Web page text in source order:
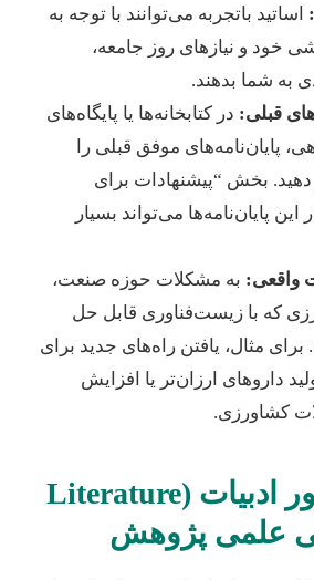
باتجربه می‌توانند با توجه به
و نیازهای روز جامعه،
شما بدهند.
در کتابخانه‌ها یا پایگاه‌های
موفق قبلی را
بخش “پیشنهادات برای
پایان‌نامه‌ها می‌تواند بسیار
به مشکلات حوزه صنعت،
با زیست‌فناوری قابل حل
مثال، یافتن راه‌های جدید برای
ارزان‌تر یا افزایش
فصل دوم: مرور ادبیات (Literature